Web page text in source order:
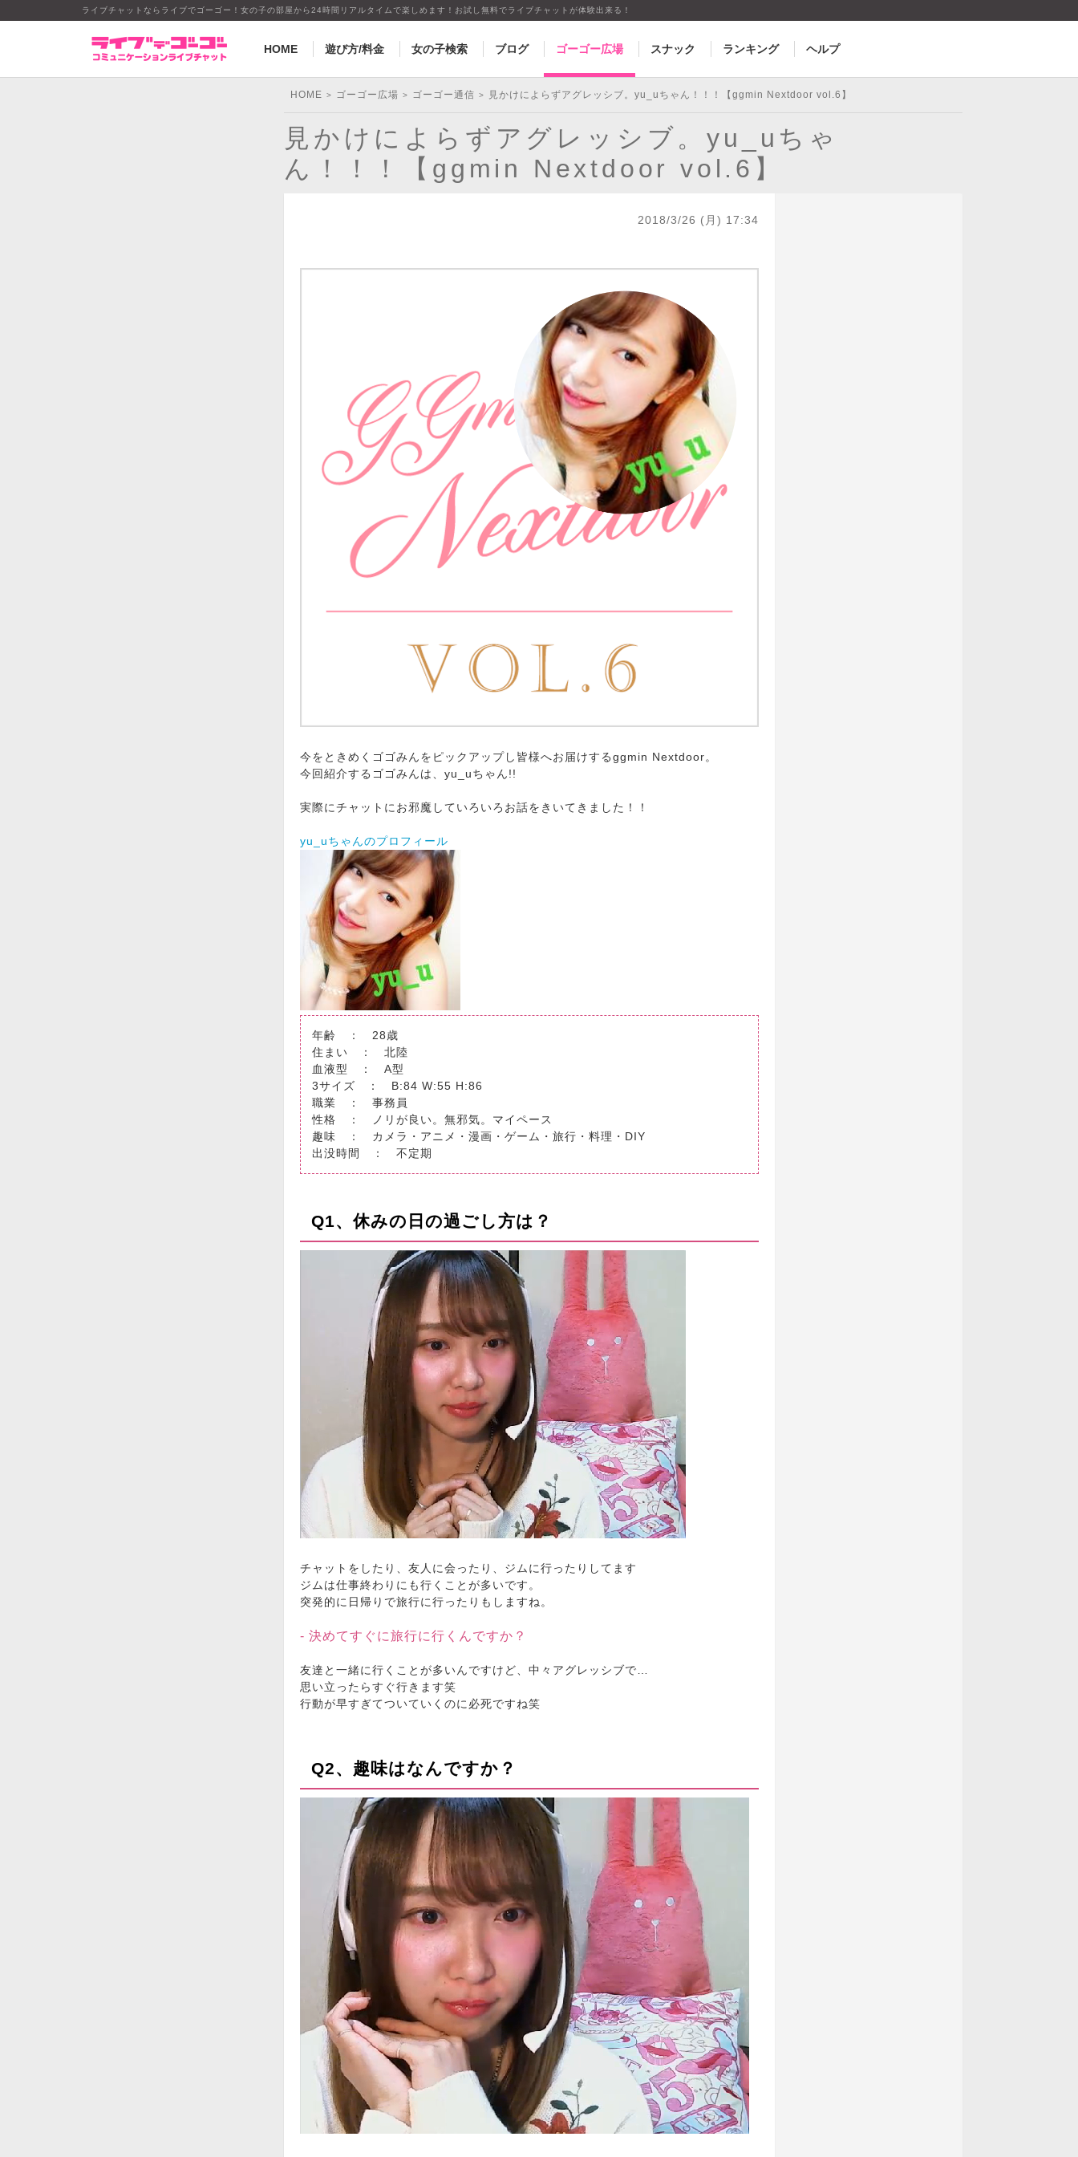
ライブチャットならライブでゴーゴー！女の子の部屋から24時間リアルタイムで楽しめます！お試し無料でライブチャットが体験出来る！
HOME 遊び方/料金 女の子検索 ブログ ゴーゴー広場 スナック ランキング ヘルプ
HOME > ゴーゴー広場 > ゴーゴー通信 > 見かけによらずアグレッシブ。yu_uちゃん！！！【ggmin Nextdoor vol.6】
見かけによらずアグレッシブ。yu_uちゃ
ん！！！【ggmin Nextdoor vol.6】
2018/3/26 (月) 17:34
今をときめくゴゴみんをピックアップし皆様へお届けするggmin Nextdoor。
今回紹介するゴゴみんは、yu_uちゃん!!
実際にチャットにお邪魔していろいろお話をきいてきました！！
yu_uちゃんのプロフィール
年齢 ： 28歳
住まい ： 北陸
血液型 ： A型
3サイズ ： B:84 W:55 H:86
職業 ： 事務員
性格 ： ノリが良い。無邪気。マイペース
趣味 ： カメラ・アニメ・漫画・ゲーム・旅行・料理・DIY
出没時間 ： 不定期
Q1、休みの日の過ごし方は？
チャットをしたり、友人に会ったり、ジムに行ったりしてます
ジムは仕事終わりにも行くことが多いです。
突発的に日帰りで旅行に行ったりもしますね。
- 決めてすぐに旅行に行くんですか？
友達と一緒に行くことが多いんですけど、中々アグレッシブで…
思い立ったらすぐ行きます笑
行動が早すぎてついていくのに必死ですね笑
Q2、趣味はなんですか？